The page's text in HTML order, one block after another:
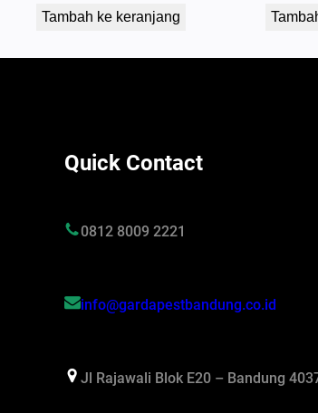
Tambah ke keranjang
Quick Contact
0812 8009 2221
info@gardapestbandung.co.id
Jl Rajawali Blok E20 – Bandung